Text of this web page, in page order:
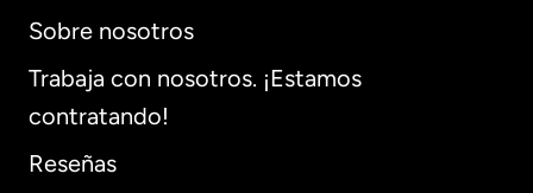
Sobre nosotros
Trabaja con nosotros. ¡Estamos
contratando!
Reseñas